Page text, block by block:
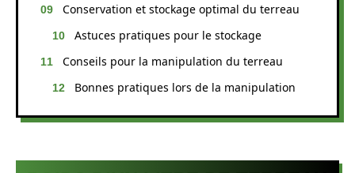
Conservation et stockage optimal du terreau
Astuces pratiques pour le stockage
Conseils pour la manipulation du terreau
Bonnes pratiques lors de la manipulation